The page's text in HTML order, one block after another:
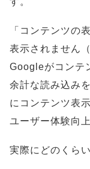
「コンテンツの
表示されません
Googleがコンテ
余計な読み込み
にコンテンツ表
ユーザー体験向
実際にどのくら